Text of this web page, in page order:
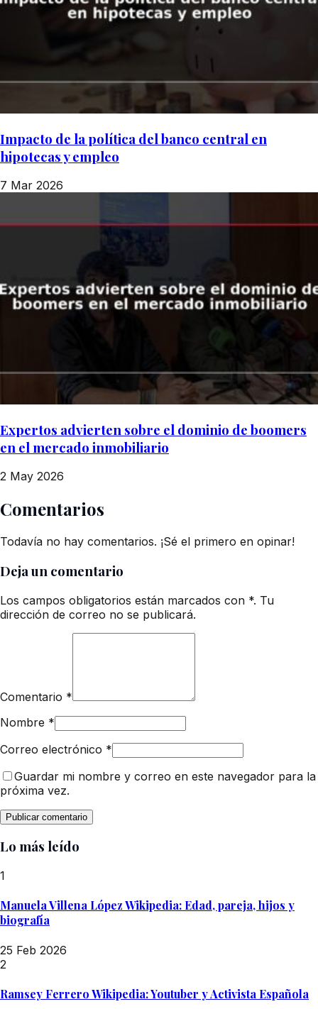
Impacto de la política del banco central en
hipotecas y empleo
7 Mar 2026
Expertos advierten sobre el dominio de boomers
en el mercado inmobiliario
2 May 2026
Comentarios
Todavía no hay comentarios. ¡Sé el primero en opinar!
Deja un comentario
Los campos obligatorios están marcados con *. Tu
dirección de correo no se publicará.
Comentario *
Nombre *
Correo electrónico *
Guardar mi nombre y correo en este navegador para la
próxima vez.
Lo más leído
1
Manuela Villena López Wikipedia: Edad, pareja, hijos y
biografía
25 Feb 2026
2
Ramsey Ferrero Wikipedia: Youtuber y Activista Española